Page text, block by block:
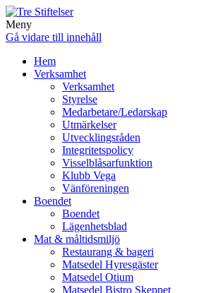
Meny
Gå vidare till innehåll
Hem
Verksamhet
Verksamhet
Styrelse
Medarbetare/Ledarskap
Utmärkelser
Utvecklingsråden
Integritetspolicy
Visselblåsarfunktion
Klubb Vega
Vänföreningen
Boendet
Boendet
Lägenhetsblad
Mat & måltidsmiljö
Restaurang & bageri
Matsedel Hyresgäster
Matsedel Otium
Matsedel Bistro Skeppet